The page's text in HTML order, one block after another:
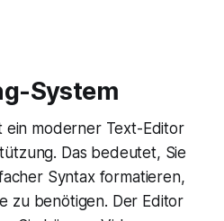
System
ein moderner Text-Editor
Das bedeutet, Sie
Syntax formatieren,
zu benötigen. Der Editor